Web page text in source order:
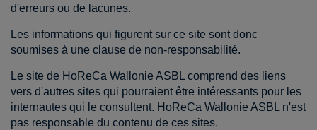
d'erreurs ou de lacunes.
Les informations qui figurent sur ce site sont donc
soumises à une clause de non-responsabilité.
Le site de HoReCa Wallonie ASBL comprend des liens
vers d'autres sites qui pourraient être intéressants pour les
internautes qui le consultent. HoReCa Wallonie ASBL n'est
pas responsable du contenu de ces sites.